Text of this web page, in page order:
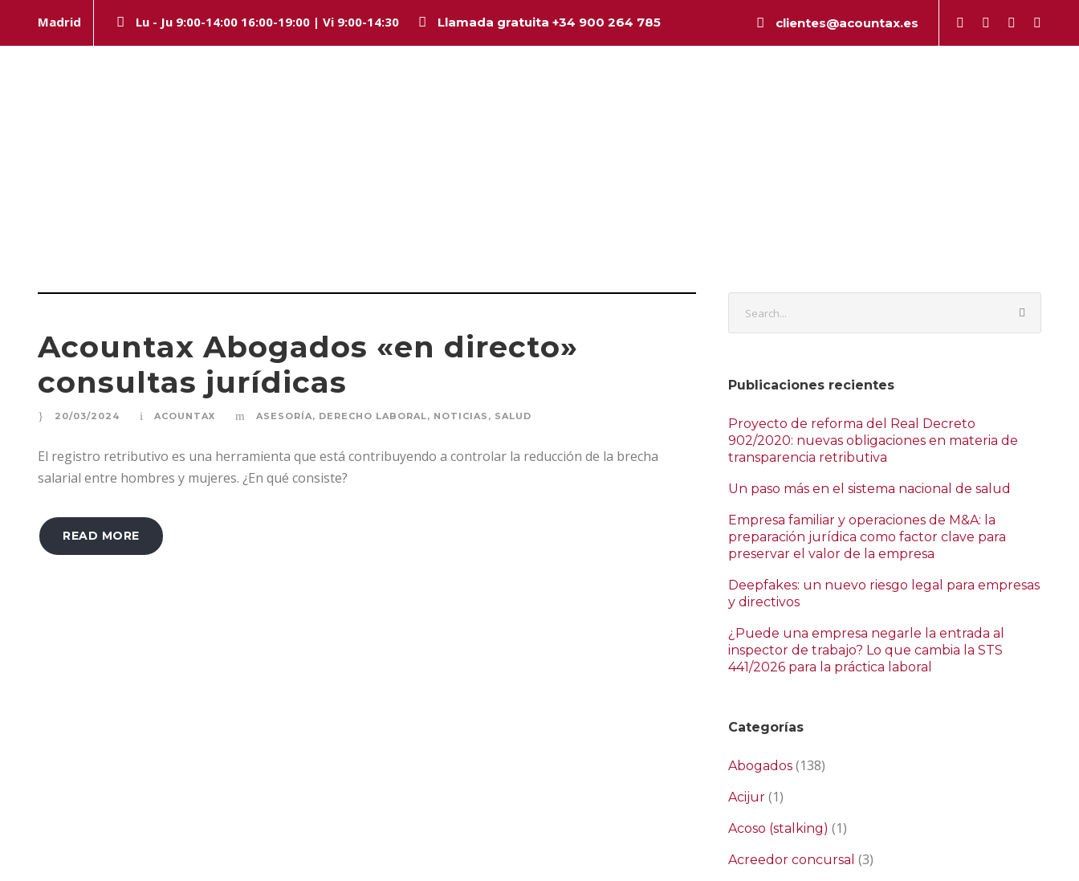
Madrid Lu - Ju 9:00-14:00 16:00-19:00 | Vi 9:00-14:30 Llamada gratuita +34 900 264 785 clientes@acountax.es
Acountax Abogados «en directo»
consultas jurídicas
20/03/2024 ACOUNTAX ASESORÍA, DERECHO LABORAL, NOTICIAS , SALUD
El registro retributivo es una herramienta que está contribuyendo a controlar la reducción de la brecha
salarial entre hombres y mujeres. ¿En qué consiste?
READ MORE
Publicaciones recientes
Proyecto de reforma del Real Decreto
902/2020: nuevas obligaciones en materia de
transparencia retributiva
Un paso más en el sistema nacional de salud
Empresa familiar y operaciones de M&A: la
preparación jurídica como factor clave para
preservar el valor de la empresa
Deepfakes: un nuevo riesgo legal para empresas
y directivos
¿Puede una empresa negarle la entrada al
inspector de trabajo? Lo que cambia la STS
441/2026 para la práctica laboral
Categorías
Abogados (138)
Acijur (1)
Acoso (stalking) (1)
Acreedor concursal (3)